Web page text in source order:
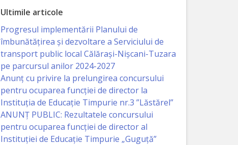
Ultimile articole
Progresul implementării Planului de
îmbunătățirea și dezvoltare a Serviciului de
transport public local Călărași-Nișcani-Tuzara
pe parcursul anilor 2024-2027
Anunț cu privire la prelungirea concursului
pentru ocuparea funcţiei de director la
Instituția de Educație Timpurie nr.3 ”Lăstărel”
ANUNȚ PUBLIC: Rezultatele concursului
pentru ocuparea funcției de director al
Instituției de Educație Timpurie „Guguță”